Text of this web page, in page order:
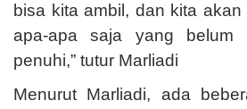
bisa kita ambil, dan kita
apa-apa saja yang belum
penuhi,” tutur Marliadi
Menurut Marliadi, ada